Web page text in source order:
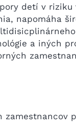
detí v riziku
napomáha
a iných
zamestnancov